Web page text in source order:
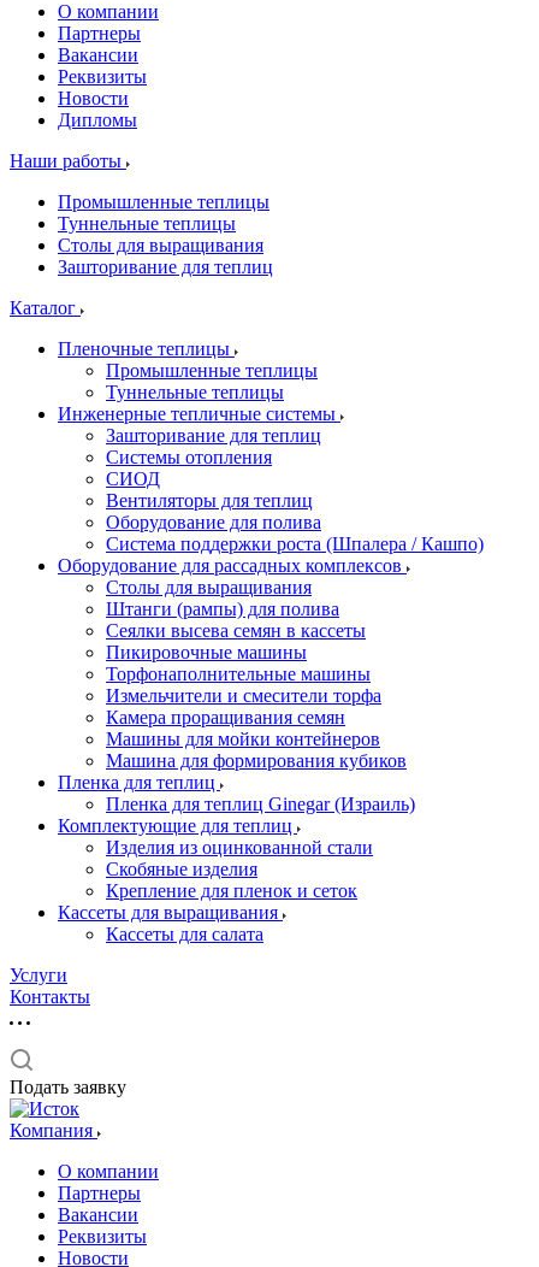
О компании
Партнеры
Вакансии
Реквизиты
Новости
Дипломы
Наши работы
Промышленные теплицы
Туннельные теплицы
Столы для выращивания
Зашторивание для теплиц
Каталог
Пленочные теплицы
Промышленные теплицы
Туннельные теплицы
Инженерные тепличные системы
Зашторивание для теплиц
Системы отопления
СИОД
Вентиляторы для теплиц
Оборудование для полива
Система поддержки роста (Шпалера / Кашпо)
Оборудование для рассадных комплексов
Столы для выращивания
Штанги (рампы) для полива
Сеялки высева семян в кассеты
Пикировочные машины
Торфонаполнительные машины
Измельчители и смесители торфа
Камера проращивания семян
Машины для мойки контейнеров
Машина для формирования кубиков
Пленка для теплиц
Пленка для теплиц Ginegar (Израиль)
Комплектующие для теплиц
Изделия из оцинкованной стали
Скобяные изделия
Крепление для пленок и сеток
Кассеты для выращивания
Кассеты для салата
Услуги
Контакты
Подать заявку
Компания
О компании
Партнеры
Вакансии
Реквизиты
Новости